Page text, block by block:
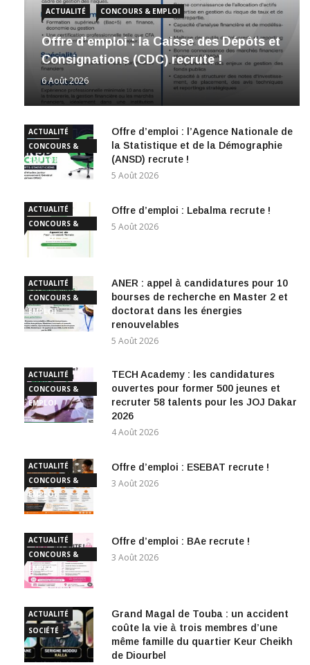
ACTUALITÉ CONCOURS & EMPLOI
Offre d’emploi : la Caisse des Dépôts et
Consignations (CDC) recrute !
6 Août 2026
ACTUALITÉ
CONCOURS &
EMPLOI
Offre d’emploi : l’Agence Nationale de
la Statistique et de la Démographie
(ANSD) recrute !
5 Août 2026
ACTUALITÉ
CONCOURS &
EMPLOI
Offre d’emploi : Lebalma recrute !
5 Août 2026
ACTUALITÉ
CONCOURS &
EMPLOI
ANER : appel à candidatures pour 10
bourses de recherche en Master 2 et
doctorat dans les énergies
renouvelables
5 Août 2026
ACTUALITÉ
CONCOURS &
EMPLOI
TECH Academy : les candidatures
ouvertes pour former 500 jeunes et
recruter 58 talents pour les JOJ Dakar
2026
4 Août 2026
ACTUALITÉ
CONCOURS &
EMPLOI
Offre d’emploi : ESEBAT recrute !
3 Août 2026
ACTUALITÉ
CONCOURS &
EMPLOI
Offre d’emploi : BAe recrute !
3 Août 2026
ACTUALITÉ
SOCIÉTÉ
Grand Magal de Touba : un accident
coûte la vie à trois membres d’une
même famille du quartier Keur Cheikh
de Diourbel